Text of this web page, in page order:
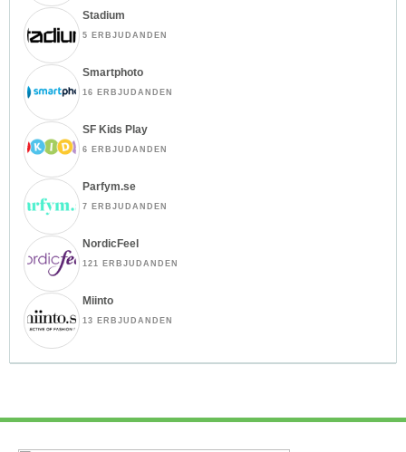
Stadium
5 ERBJUDANDEN
Smartphoto
16 ERBJUDANDEN
SF Kids Play
6 ERBJUDANDEN
Parfym.se
7 ERBJUDANDEN
NordicFeel
121 ERBJUDANDEN
Miinto
13 ERBJUDANDEN